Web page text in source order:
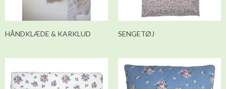
HÅNDKLÆDE & KARKLUD SENGETØJ